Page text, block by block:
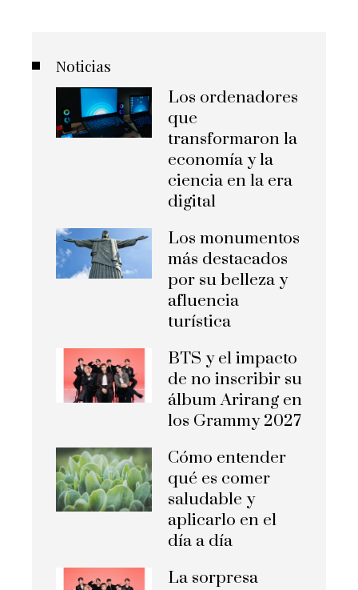
Noticias
Los ordenadores
que
transformaron la
economía y la
ciencia en la era
digital
Los monumentos
más destacados
por su belleza y
afluencia
turística
BTS y el impacto
de no inscribir su
álbum Arirang en
los Grammy 2027
Cómo entender
qué es comer
saludable y
aplicarlo en el
día a día
La sorpresa